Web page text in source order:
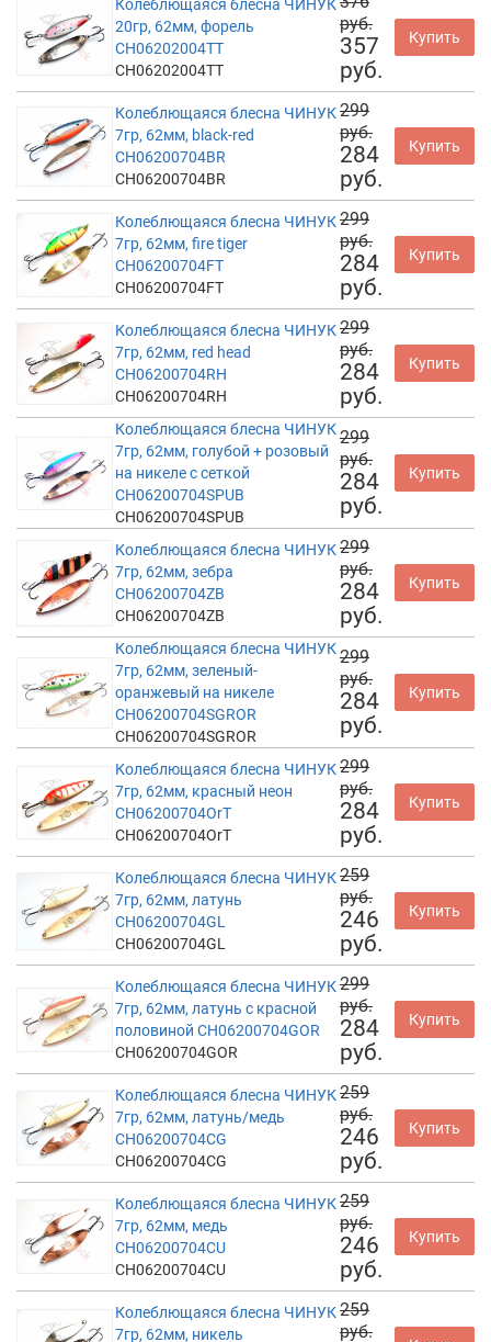
Колеблющаяся блесна ЧИНУК
20гр, 62мм, форель
CH06202004TT
CH06202004TT
руб.
357
руб.
Купить
Колеблющаяся блесна ЧИНУК
7гр, 62мм, black-red
CH06200704BR
CH06200704BR
299
руб.
284
руб.
Купить
Колеблющаяся блесна ЧИНУК
7гр, 62мм, fire tiger
CH06200704FT
CH06200704FT
299
руб.
284
руб.
Купить
Колеблющаяся блесна ЧИНУК
7гр, 62мм, red head
CH06200704RH
CH06200704RH
299
руб.
284
руб.
Купить
Колеблющаяся блесна ЧИНУК
7гр, 62мм, голубой + розовый
на никеле с сеткой
CH06200704SPUB
CH06200704SPUB
299
руб.
284
руб.
Купить
Колеблющаяся блесна ЧИНУК
7гр, 62мм, зебра
CH06200704ZB
CH06200704ZB
299
руб.
284
руб.
Купить
Колеблющаяся блесна ЧИНУК
7гр, 62мм, зеленый-
оранжевый на никеле
CH06200704SGROR
CH06200704SGROR
299
руб.
284
руб.
Купить
Колеблющаяся блесна ЧИНУК
7гр, 62мм, красный неон
CH06200704OrT
CH06200704OrT
299
руб.
284
руб.
Купить
Колеблющаяся блесна ЧИНУК
7гр, 62мм, латунь
CH06200704GL
CH06200704GL
259
руб.
246
руб.
Купить
Колеблющаяся блесна ЧИНУК
7гр, 62мм, латунь с красной
половиной CH06200704GOR
CH06200704GOR
299
руб.
284
руб.
Купить
Колеблющаяся блесна ЧИНУК
7гр, 62мм, латунь/медь
CH06200704CG
CH06200704CG
259
руб.
246
руб.
Купить
Колеблющаяся блесна ЧИНУК
7гр, 62мм, медь
CH06200704CU
CH06200704CU
259
руб.
246
руб.
Купить
Колеблющаяся блесна ЧИНУК
7гр, 62мм, никель
259
руб.